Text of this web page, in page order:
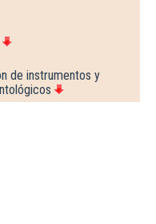
de instrumentos y